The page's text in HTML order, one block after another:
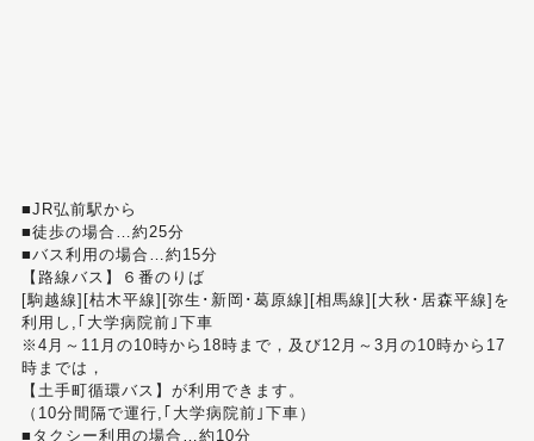
■JR弘前駅から
■徒歩の場合…約25分
■バス利用の場合…約15分
【路線バス】６番のりば
[駒越線][枯木平線][弥生･新岡･葛原線][相馬線][大秋･居森平線]を
利用し,｢大学病院前｣下車
※4月～11月の10時から18時まで，及び12月～3月の10時から17
時までは，
【土手町循環バス】が利用できます。
（10分間隔で運行,｢大学病院前｣下車）
■タクシー利用の場合…約10分